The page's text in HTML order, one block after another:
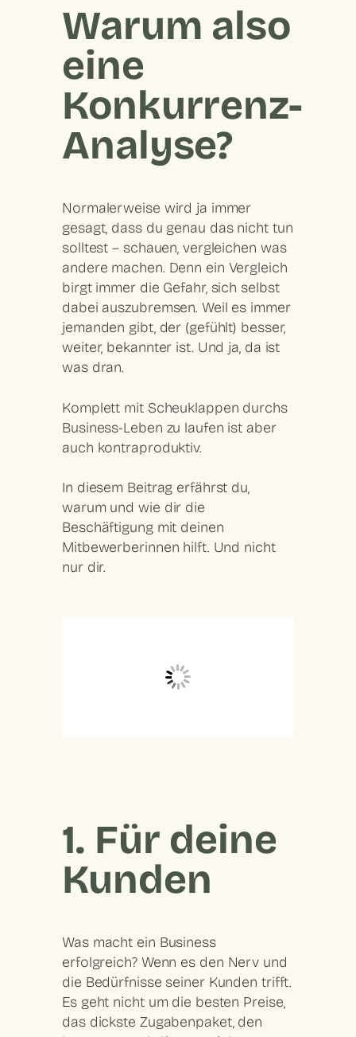
Warum also
eine
Konkurrenz-
Analyse?
Normalerweise wird ja immer
gesagt, dass du genau das nicht tun
solltest – schauen, vergleichen was
andere machen. Denn ein Vergleich
birgt immer die Gefahr, sich selbst
dabei auszubremsen. Weil es immer
jemanden gibt, der (gefühlt) besser,
weiter, bekannter ist. Und ja, da ist
was dran.
Komplett mit Scheuklappen durchs
Business-Leben zu laufen ist aber
auch kontraproduktiv.
In diesem Beitrag erfährst du,
warum und wie dir die
Beschäftigung mit deinen
Mitbewerberinnen hilft. Und nicht
nur dir.
1. Für deine
Kunden
Was macht ein Business
erfolgreich? Wenn es den Nerv und
die Bedürfnisse seiner Kunden trifft.
Es geht nicht um die besten Preise,
das dickste Zugabenpaket, den